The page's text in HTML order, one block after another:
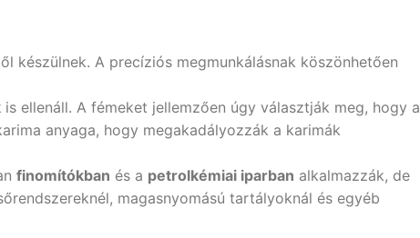
készülnek. A precíziós megmunkálásnak köszönhetően
is ellenáll. A fémeket jellemzően úgy választják meg, hogy a
anyaga, hogy megakadályozzák a karimák
finomítókban és a petrolkémiai iparban alkalmazzák, de
magasnyomású tartályoknál és egyéb